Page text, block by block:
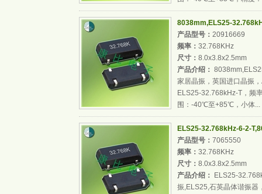
8038mm,ELS25-
产品型号： 20916669
频率： 32.768KHz
尺寸： 8.0x3.8x2.5mm
产品介绍：
家居晶振，英国进口晶振
ELS25-32.768kHz-T，频
围：-40℃至+85℃，小体...
ELS25-32.768kHz-6-2-
产品型号： 7065550
频率： 32.768KHz
尺寸： 8.0x3.8x2.5mm
产品介绍：
ELS25-
振,ELS25,石英晶体谐振器